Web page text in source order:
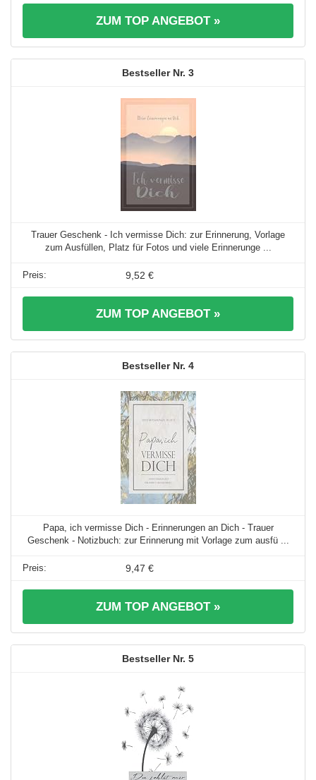
ZUM TOP ANGEBOT »
3
Trauer Geschenk - Ich vermisse Dich: zur Erinnerung, Vorlage
zum Ausfüllen, Platz für Fotos und viele Erinnerunge ...
9,52 €
ZUM TOP ANGEBOT »
4
Papa, ich vermisse Dich - Erinnerungen an Dich - Trauer
Geschenk - Notizbuch: zur Erinnerung mit Vorlage zum ausfü ...
9,47 €
ZUM TOP ANGEBOT »
5